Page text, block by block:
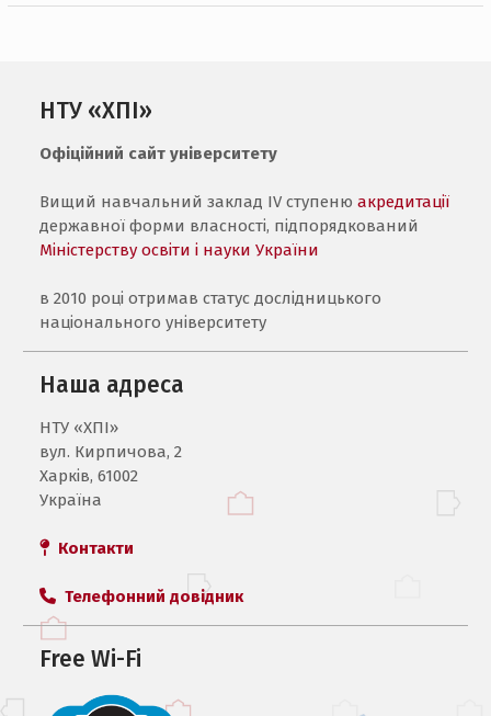
НТУ «ХПІ»
Офіційний сайт університету
Вищий навчальний заклад IV ступенюакредитації
державної форми власності, підпорядкований
Міністерству освіти і науки України
в 2010 році отримав статус дослідницького
національного університету
Наша адреса
НТУ «ХПI»
вул. Кирпичова, 2
Харків, 61002
Україна
Контакти
Телефонний довідник
Free Wi-Fi